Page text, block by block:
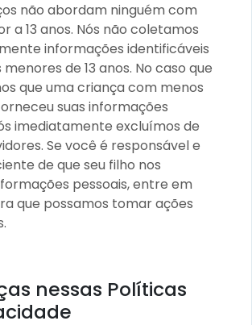
não abordam ninguém com
a 13 anos. Nós não coletamos
informações identificáveis
de 13 anos. No caso que
que uma criança com menos
suas informações
imediatamente excluímos de
Se você é responsável e
de que seu filho nos
pessoais, entre em
que possamos tomar ações
nessas Políticas